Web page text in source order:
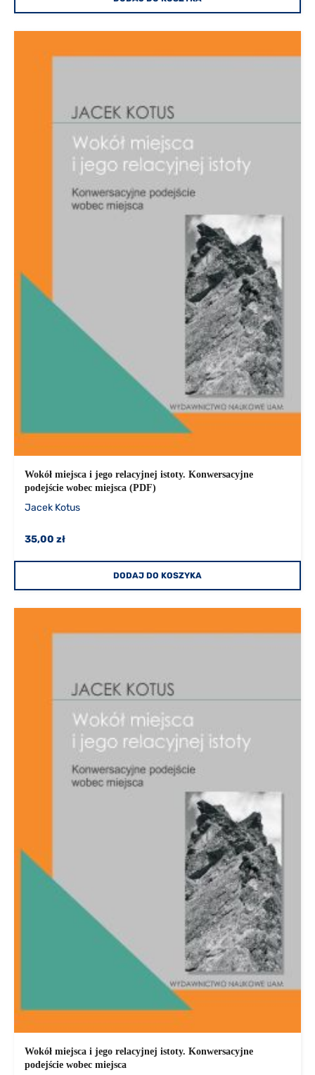
Wokół miejsca i jego relacyjnej istoty. Konwersacyjne
podejście wobec miejsca (PDF)
Jacek Kotus
35,00 zł
DODAJ DO KOSZYKA
Wokół miejsca i jego relacyjnej istoty. Konwersacyjne
podejście wobec miejsca